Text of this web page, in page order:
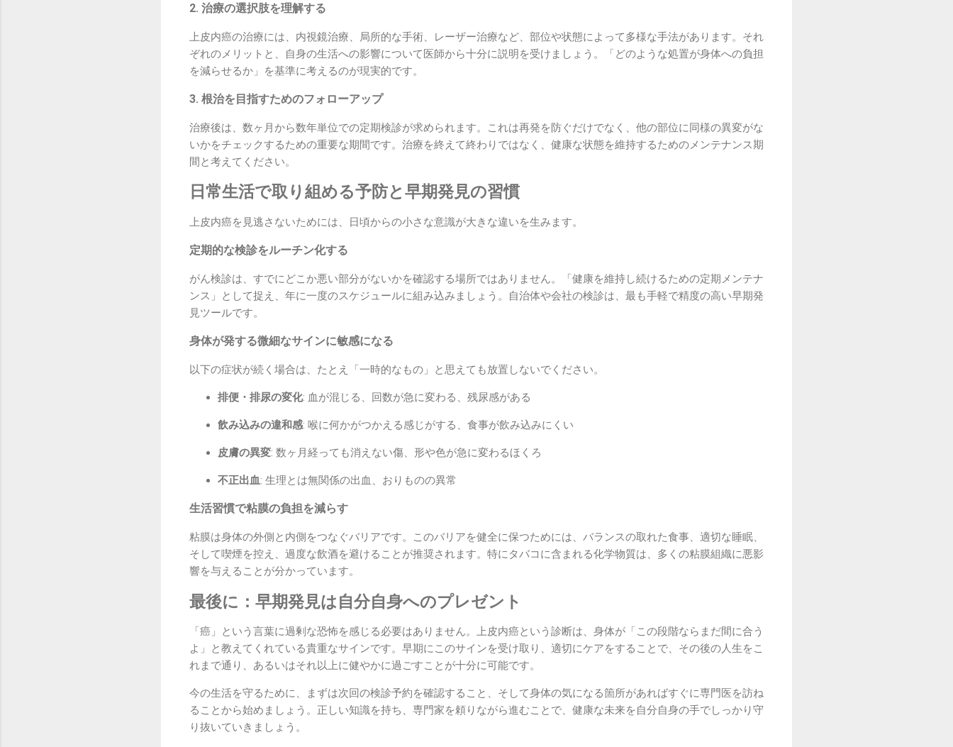
2. 治療の選択肢を理解する
上皮内癌の治療には、内視鏡治療、局所的な手術、レーザー治療など、部位や状態によって多様な手法があります。それ
ぞれのメリットと、自身の生活への影響について医師から十分に説明を受けましょう。「どのような処置が身体への負担
を減らせるか」を基準に考えるのが現実的です。
3. 根治を目指すためのフォローアップ
治療後は、数ヶ月から数年単位での定期検診が求められます。これは再発を防ぐだけでなく、他の部位に同様の異変がな
いかをチェックするための重要な期間です。治療を終えて終わりではなく、健康な状態を維持するためのメンテナンス期
間と考えてください。
日常生活で取り組める予防と早期発見の習慣
上皮内癌を見逃さないためには、日頃からの小さな意識が大きな違いを生みます。
定期的な検診をルーチン化する
がん検診は、すでにどこか悪い部分がないかを確認する場所ではありません。「健康を維持し続けるための定期メンテナ
ンス」として捉え、年に一度のスケジュールに組み込みましょう。自治体や会社の検診は、最も手軽で精度の高い早期発
見ツールです。
身体が発する微細なサインに敏感になる
以下の症状が続く場合は、たとえ「一時的なもの」と思えても放置しないでください。
排便・排尿の変化: 血が混じる、回数が急に変わる、残尿感がある
飲み込みの違和感: 喉に何かがつかえる感じがする、食事が飲み込みにくい
皮膚の異変: 数ヶ月経っても消えない傷、形や色が急に変わるほくろ
不正出血: 生理とは無関係の出血、おりものの異常
生活習慣で粘膜の負担を減らす
粘膜は身体の外側と内側をつなぐバリアです。このバリアを健全に保つためには、バランスの取れた食事、適切な睡眠、
そして喫煙を控え、過度な飲酒を避けることが推奨されます。特にタバコに含まれる化学物質は、多くの粘膜組織に悪影
響を与えることが分かっています。
最後に：早期発見は自分自身へのプレゼント
「癌」という言葉に過剰な恐怖を感じる必要はありません。上皮内癌という診断は、身体が「この段階ならまだ間に合う
よ」と教えてくれている貴重なサインです。早期にこのサインを受け取り、適切にケアをすることで、その後の人生をこ
れまで通り、あるいはそれ以上に健やかに過ごすことが十分に可能です。
今の生活を守るために、まずは次回の検診予約を確認すること、そして身体の気になる箇所があればすぐに専門医を訪ね
ることから始めましょう。正しい知識を持ち、専門家を頼りながら進むことで、健康な未来を自分自身の手でしっかり守
り抜いていきましょう。